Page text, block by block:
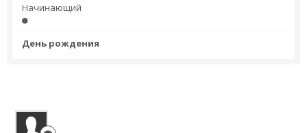
Начинающий
День рождения